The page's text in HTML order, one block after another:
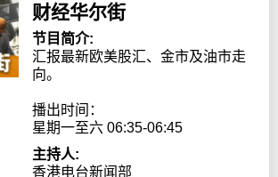
财经华尔街
节目简介:
汇报最新欧美股汇、金市及油市走
向。
播出时间：
星期一至六 06:35-06:45
主持人:
香港电台新闻部